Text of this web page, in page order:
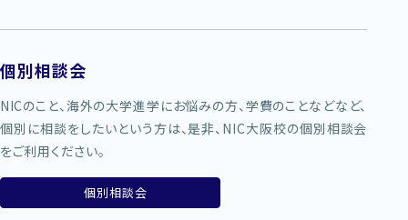
個別相談会
NICのこと、海外の大学進学にお悩みの方、学費のことなどなど、
個別に相談をしたいという方は、是非、NIC大阪校の個別相談会
をご利用ください。
個別相談会